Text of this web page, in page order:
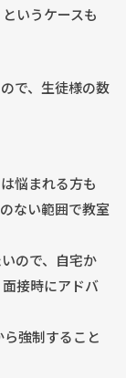
いうケースも
で、生徒様の数
悩まれる方も
ない範囲で教室
ので、自宅か
接時にアドバ
強制すること